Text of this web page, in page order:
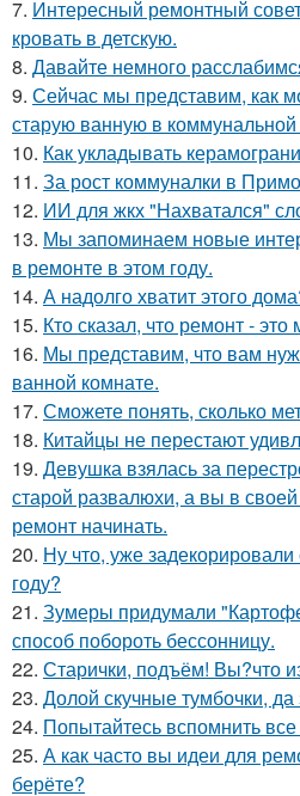
7. Интересный ремонтный
кровать в детскую.
8. Давайте немного
9. Сейчас мы представим, как
старую ванную в коммунальной
10. Как укладывать
11. За рост коммуналки в
12. ИИ для жкх "Нахватался"
13. Мы запоминаем новые
в ремонте в этом году.
14. А надолго хватит этого
15. Кто сказал, что ремонт -
16. Мы представим, что вам
ванной комнате.
17. Сможете понять, сколько
18. Китайцы не перестают
19. Девушка взялась за
старой развалюхи, а вы в
ремонт начинать.
20. Ну что, уже
году?
21. Зумеры придумали
способ побороть бессонницу.
22. Старички, подъём! Вы?что
23. Долой скучные тумбочки,
24. Попытайтесь вспомнить
25. А как часто вы идеи для
берёте?